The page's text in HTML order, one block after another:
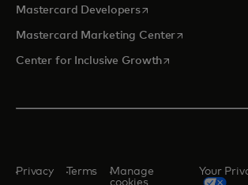
Mastercard Developersopens in a new tab
Mastercard Marketing Centeropens in a
Center for Inclusive Growthopens in a new
Privacy Terms
Manage
cookies
Your